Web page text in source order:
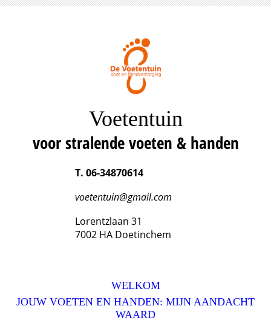
Voetentuin
voor stralende voeten & handen
T. 06-34870614
voetentuin@gmail.com
Lorentzlaan 31
7002 HA Doetinchem
WELKOM
JOUW VOETEN EN HANDEN: MIJN AANDACHT
WAARD